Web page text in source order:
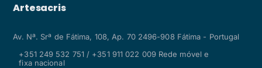
Artesacris
Av. Nª. Srª de Fátima, 108, Ap. 70 2496-908 Fátima - Portugal
+351 249 532 751 / +351 911 022 009 Rede móvel e
fixa nacional